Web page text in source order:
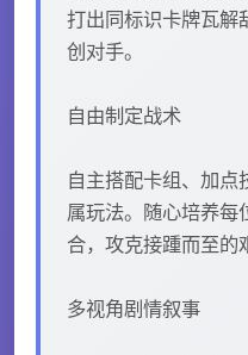
打出同标识卡牌瓦解
创对手。
自由制定战术
自主搭配卡组、加点
属玩法。随心培养每
合，攻克接踵而至的
多视角剧情叙事